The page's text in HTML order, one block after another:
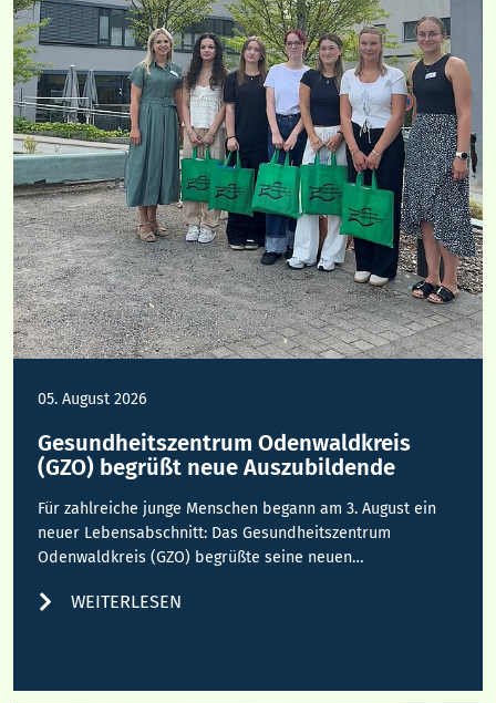
05. August 2026
Gesundheitszentrum Odenwaldkreis
(GZO) begrüßt neue Auszubildende
Für zahlreiche junge Menschen begann am 3. August ein
neuer Lebensabschnitt: Das Gesundheitszentrum
Odenwaldkreis (GZO) begrüßte seine neuen…
WEITERLESEN